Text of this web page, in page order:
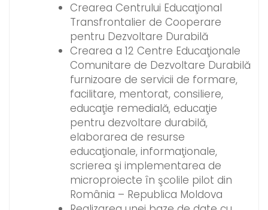
Crearea Centrului Educaţional
Transfrontalier de Cooperare
pentru Dezvoltare Durabilă
Crearea a 12 Centre Educaţionale
Comunitare de Dezvoltare Durabilă
furnizoare de servicii de formare,
facilitare, mentorat, consiliere,
educaţie remedială, educaţie
pentru dezvoltare durabilă,
elaborarea de resurse
educaţionale, informaţionale,
scrierea şi implementarea de
microproiecte în şcolile pilot din
România – Republica Moldova